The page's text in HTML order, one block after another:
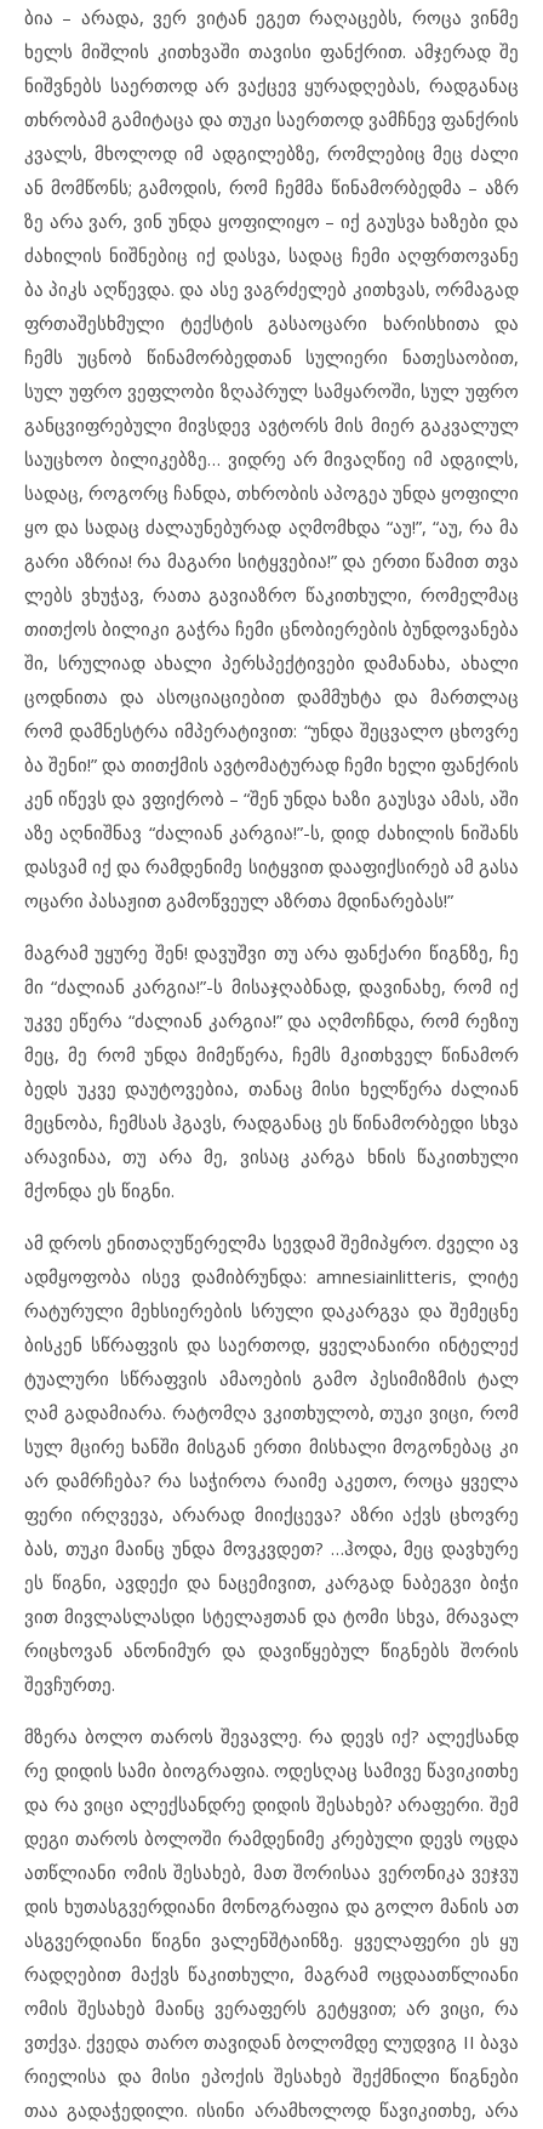
ბია – არადა, ვერ ვიტან ეგეთ რაღაცებს, როცა ვინმე
ხელს მიშლის კითხვაში თავისი ფანქრით. ამჯერად შე
ნიშვნებს საერთოდ არ ვაქცევ ყურადღებას, რადგანაც
თხრობამ გამიტაცა და თუკი საერთოდ ვამჩნევ ფანქრის
კვალს, მხოლოდ იმ ადგილებზე, რომლებიც მეც ძალი
ან მომწონს; გამოდის, რომ ჩემმა წინამორბედმა – აზრ
ზე არა ვარ, ვინ უნდა ყოფილიყო – იქ გაუსვა ხაზები და
ძახილის ნიშნებიც იქ დასვა, სადაც ჩემი აღფრთოვანე
ბა პიკს აღწევდა. და ასე ვაგრძელებ კითხვას, ორმაგად
ფრთაშესხმული ტექსტის გასაოცარი ხარისხითა და
ჩემს უცნობ წინამორბედთან სულიერი ნათესაობით,
სულ უფრო ვეფლობი ზღაპრულ სამყაროში, სულ უფრო
განცვიფრებული მივსდევ ავტორს მის მიერ გაკვალულ
საუცხოო ბილიკებზე… ვიდრე არ მივაღწიე იმ ადგილს,
სადაც, როგორც ჩანდა, თხრობის აპოგეა უნდა ყოფილი
ყო და სადაც ძალაუნებურად აღმომხდა “აუ!”, “აუ, რა მა
გარი აზრია! რა მაგარი სიტყვებია!” და ერთი წამით თვა
ლებს ვხუჭავ, რათა გავიაზრო წაკითხული, რომელმაც
თითქოს ბილიკი გაჭრა ჩემი ცნობიერების ბუნდოვანება
ში, სრულიად ახალი პერსპექტივები დამანახა, ახალი
ცოდნითა და ასოციაციებით დამმუხტა და მართლაც
რომ დამნესტრა იმპერატივით: “უნდა შეცვალო ცხოვრე
ბა შენი!” და თითქმის ავტომატურად ჩემი ხელი ფანქრის
კენ იწევს და ვფიქრობ – “შენ უნდა ხაზი გაუსვა ამას, აში
აზე აღნიშნავ “ძალიან კარგია!”-ს, დიდ ძახილის ნიშანს
დასვამ იქ და რამდენიმე სიტყვით დააფიქსირებ ამ გასა
ოცარი პასაჟით გამოწვეულ აზრთა მდინარებას!”
მაგრამ უყურე შენ! დავუშვი თუ არა ფანქარი წიგნზე, ჩე
მი “ძალიან კარგია!”-ს მისაჯღაბნად, დავინახე, რომ იქ
უკვე ეწერა “ძალიან კარგია!” და აღმოჩნდა, რომ რეზიუ
მეც, მე რომ უნდა მიმეწერა, ჩემს მკითხველ წინამორ
ბედს უკვე დაუტოვებია, თანაც მისი ხელწერა ძალიან
მეცნობა, ჩემსას ჰგავს, რადგანაც ეს წინამორბედი სხვა
არავინაა, თუ არა მე, ვისაც კარგა ხნის წაკითხული
მქონდა ეს წიგნი.
ამ დროს ენითაღუწერელმა სევდამ შემიპყრო. ძველი ავ
ადმყოფობა ისევ დამიბრუნდა:amnesiainlitteris, ლიტე
რატურული მეხსიერების სრული დაკარგვა და შემეცნე
ბისკენ სწრაფვის და საერთოდ, ყველანაირი ინტელექ
ტუალური სწრაფვის ამაოების გამო პესიმიზმის ტალ
ღამ გადამიარა. რატომღა ვკითხულობ, თუკი ვიცი, რომ
სულ მცირე ხანში მისგან ერთი მისხალი მოგონებაც კი
არ დამრჩება? რა საჭიროა რაიმე აკეთო, როცა ყველა
ფერი ირღვევა, არარად მიიქცევა? აზრი აქვს ცხოვრე
ბას, თუკი მაინც უნდა მოვკვდეთ? …ჰოდა, მეც დავხურე
ეს წიგნი, ავდექი და ნაცემივით, კარგად ნაბეგვი ბიჭი
ვით მივლასლასდი სტელაჟთან და ტომი სხვა, მრავალ
რიცხოვან ანონიმურ და დავიწყებულ წიგნებს შორის
შევჩურთე.
მზერა ბოლო თაროს შევავლე. რა დევს იქ? ალექსანდ
რე დიდის სამი ბიოგრაფია. ოდესღაც სამივე წავიკითხე
და რა ვიცი ალექსანდრე დიდის შესახებ? არაფერი. შემ
დეგი თაროს ბოლოში რამდენიმე კრებული დევს ოცდა
ათწლიანი ომის შესახებ, მათ შორისაა ვერონიკა ვეჯვუ
დის ხუთასგვერდიანი მონოგრაფია და გოლო მანის ათ
ასგვერდიანი წიგნი ვალენშტაინზე. ყველაფერი ეს ყუ
რადღებით მაქვს წაკითხული, მაგრამ ოცდაათწლიანი
ომის შესახებ მაინც ვერაფერს გეტყვით; არ ვიცი, რა
ვთქვა. ქვედა თარო თავიდან ბოლომდე ლუდვიგ II ბავა
რიელისა და მისი ეპოქის შესახებ შექმნილი წიგნები
თაა გადაჭედილი. ისინი არამხოლოდ წავიკითხე, არა